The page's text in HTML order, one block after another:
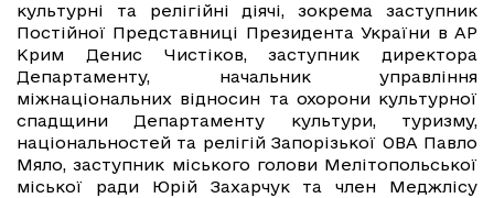
культурні та релігійні діячі, зокрема заступник
Постійної Представниці Президента України в АР
Крим Денис Чистіков, заступник директора
Департаменту, начальник управління
міжнаціональних відносин та охорони культурної
спадщини Департаменту культури, туризму,
національностей та релігій Запорізької ОВА Павло
Мяло, заступник міського голови Мелітопольської
міської ради Юрій Захарчук та член Меджлісу